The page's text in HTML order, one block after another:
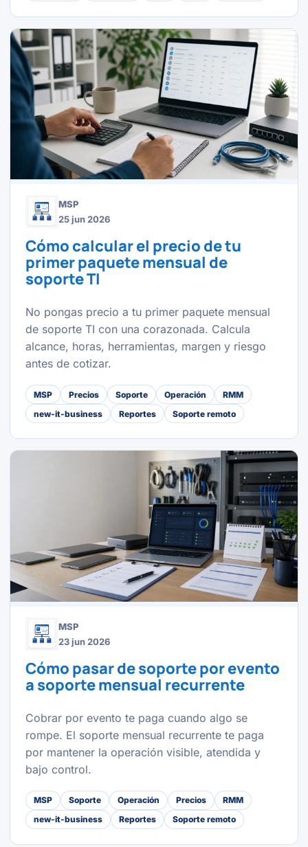
MSP
25 jun 2026
Cómo calcular el precio de tu
primer paquete mensual de
soporte TI
No pongas precio a tu primer paquete mensual
de soporte TI con una corazonada. Calcula
alcance, horas, herramientas, margen y riesgo
antes de cotizar.
MSP Precios Soporte Operación
RMM
new-it-business
Reportes Soporte remoto
MSP
23 jun 2026
Cómo pasar de soporte por evento
a soporte mensual recurrente
Cobrar por evento te paga cuando algo se
rompe. El soporte mensual recurrente te paga
por mantener la operación visible, atendida y
bajo control.
MSP Soporte Operación Precios
RMM
new-it-business
Reportes Soporte remoto